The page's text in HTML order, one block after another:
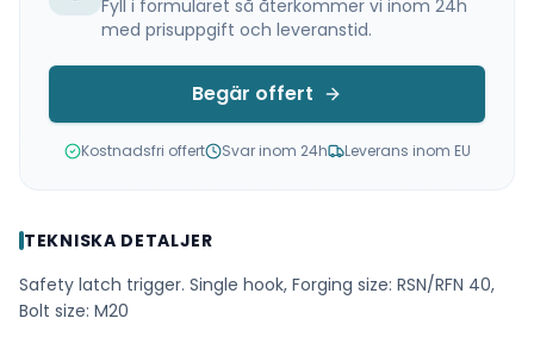
Fyll i formuläret så återkommer vi inom 24h
med prisuppgift och leveranstid.
Begär offert
Kostnadsfri offert Svar inom 24h Leverans inom EU
TEKNISKA DETALJER
Safety latch trigger. Single hook, Forging size: RSN/RFN 40,
Bolt size: M20